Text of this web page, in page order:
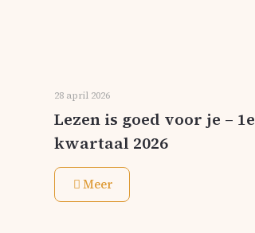
28 april 2026
Lezen is goed voor je – 1e
kwartaal 2026
Meer